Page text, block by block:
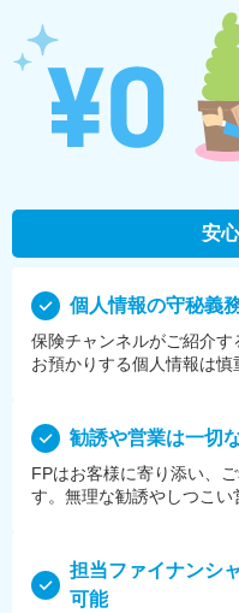
安
個⼈情報の守秘義
保険チャンネルがご紹介す
お預かりする個⼈情報は慎
勧誘や営業は⼀切
FPはお客様に寄り添い、
す。無理な勧誘やしつこい
担当ファイナンシ
可能